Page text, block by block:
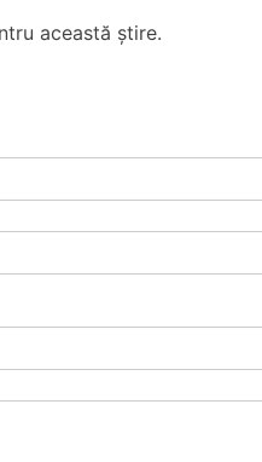
această știre.